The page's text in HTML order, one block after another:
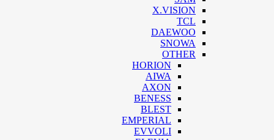
X.VISION
TCL
DAEWOO
SNOWA
OTHER
HORION
AIWA
AXON
BENESS
BLEST
EMPERIAL
EVVOLI